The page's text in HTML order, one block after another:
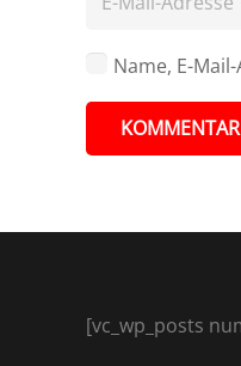
Name, E-
[vc_wp_posts